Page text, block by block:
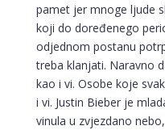
pamet jer mnoge ljude
koji do doređenego
odjednom postanu
treba klanjati. Naravno
kao i vi. Osobe koje
i vi. Justin Bieber je
vinula u zvjezdano